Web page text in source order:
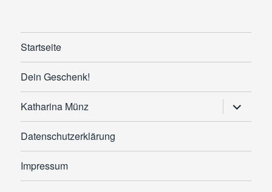
Startseite
Dein Geschenk!
Katharina Münz
anzeigen
Datenschutzerklärung
Impressum